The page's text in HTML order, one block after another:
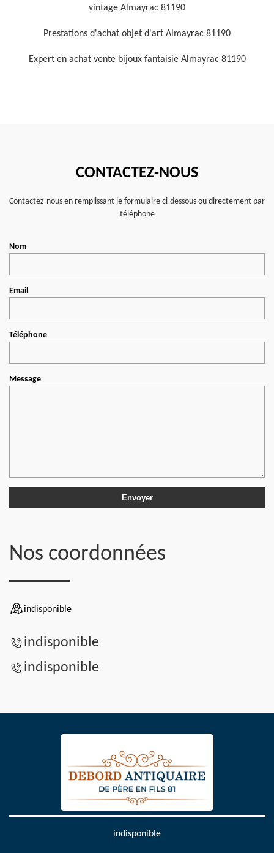
vintage Almayrac 81190
Prestations d'achat objet d'art Almayrac 81190
Expert en achat vente bijoux fantaisie Almayrac 81190
CONTACTEZ-NOUS
Contactez-nous en remplissant le formulaire ci-dessous ou directement par
téléphone
Nom
Email
Téléphone
Message
Nos coordonnées
indisponible
indisponible
indisponible
indisponible